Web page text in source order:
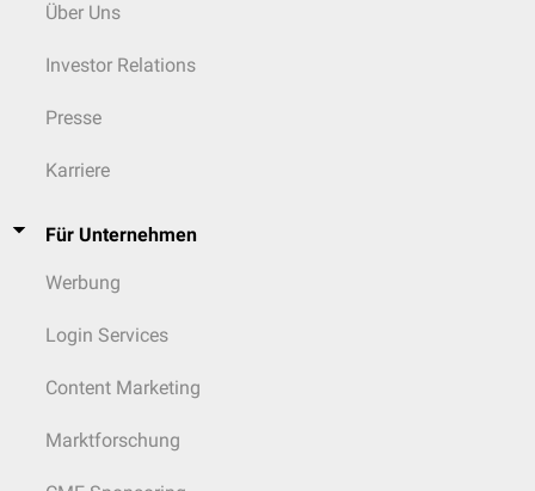
Über Uns
Investor Relations
Presse
Karriere
Für Unternehmen
Werbung
Login Services
Content Marketing
Marktforschung